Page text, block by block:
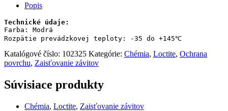
-
ochrana
proti
nepovolenému
zásahu
quantity
Popis
Technické údaje:
Farba: Modrá
Rozpätie prevádzkovej teploty: -35 do +145℃
Katalógové číslo: 102325 Kategórie: Chémia, Loctite, Ochrana
povrchu, Zaisťovanie závitov
Súvisiace produkty
Chémia, Loctite, Zaisťovanie závitov